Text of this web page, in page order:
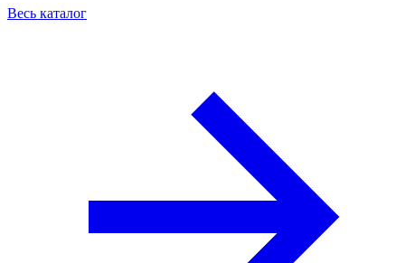
Весь каталог